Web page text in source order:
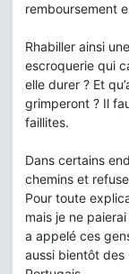
remboursement
Rhabiller ainsi
escroquerie qui
elle durer ? Et
grimperont ? Il
faillites.
Dans certains
chemins et
Pour toute
mais je ne
a appelé ces
aussi bientôt des